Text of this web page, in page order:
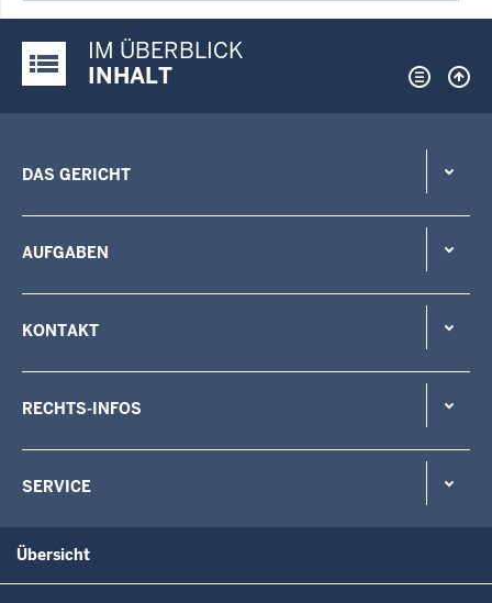
Justiz-Portal im Überblick:
IM ÜBERBLICK
INHALT
DAS GERICHT
AUFGABEN
KONTAKT
RECHTS-INFOS
SERVICE
Übersicht